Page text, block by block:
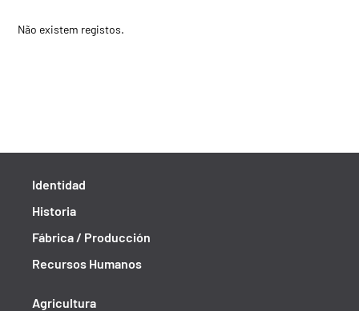
Não existem registos.
Identidad
Historia
Fábrica / Producción
Recursos Humanos
Agricultura